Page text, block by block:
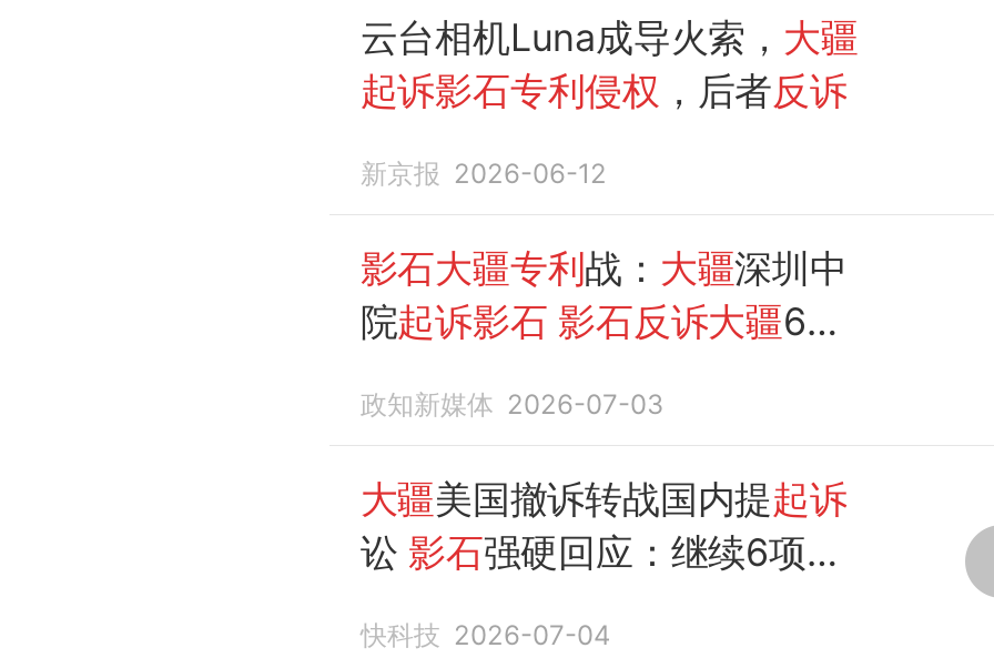
云台相机Luna成导火索， 大疆
起诉影石专利侵权 ，后者反诉
新京报 2026-06-12
影石大疆专利 战： 大疆深圳中
院起诉影石 影石反诉大疆6项
政知新媒体 2026-07-03
大疆美国撤诉转战国内提起诉
讼 影石强硬回应：继续6项专
快科技 2026-07-04